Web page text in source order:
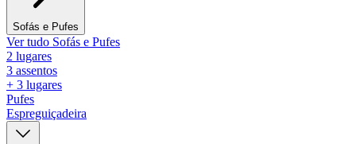
Sofás e Pufes
Ver tudo Sofás e Pufes
2 lugares
3 assentos
+ 3 lugares
Pufes
Espreguiçadeira